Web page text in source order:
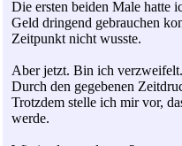
Die ersten beiden Male hatte
Geld dringend gebrauchen
Zeitpunkt nicht wusste.
Aber jetzt. Bin ich verzweifelt.
Durch den gegebenen
Trotzdem stelle ich mir vor,
werde.